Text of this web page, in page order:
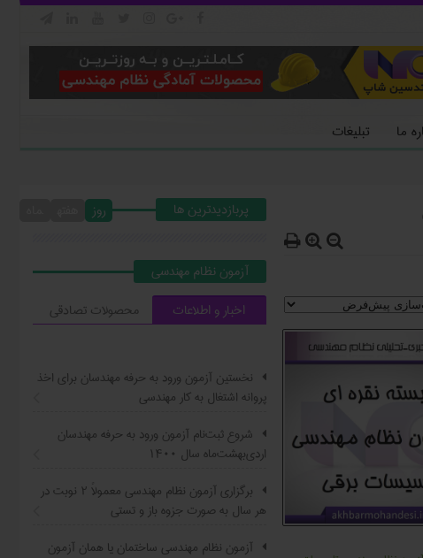
ما تبلیغات
  
پربازدیدترین ها روز
آزمون نظام مهندسي
اخبار و اطلاعات
محصولات تصادقي
نخستین آزمون ورود به حرفه مهندسان برای اخذ
پروانه اشتغال به کار مهندسی
شروع ثبت‌نام آزمون ورود به حرفه مهندسان
اردی‌بهشت‌ماه سال ۱۴۰۰
برگزاری آزمون نظام مهندسی معمولاً ۲ نوبت در
هر سال به صورت جزوه باز و تستی
آزمون نظام مهندسی ساختمان یا همان آزمون